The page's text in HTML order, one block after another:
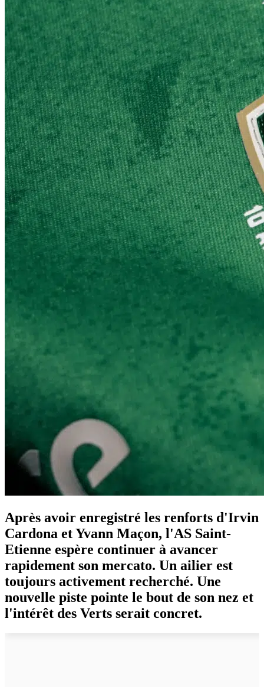
Après avoir enregistré les renforts d'Irvin
Cardona et Yvann Maçon, l'AS Saint-
Etienne espère continuer à avancer
rapidement son mercato. Un ailier est
toujours activement recherché. Une
nouvelle piste pointe le bout de son nez et
l'intérêt des Verts serait concret.